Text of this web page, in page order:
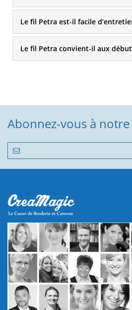
Le fil Petra est-il facile
Le fil Petra convient-il aux
Abonnez-vous à notre